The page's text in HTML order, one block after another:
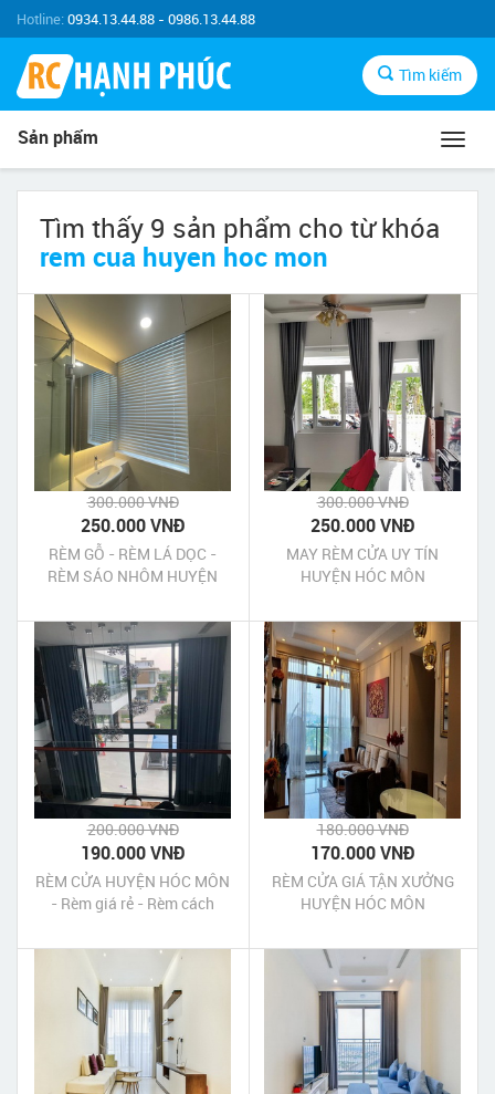
Hotline:0934.13.44.88 - 0986.13.44.88
Tìm kiếm
Sản phẩm
Tìm thấy 9 sản phẩm cho từ khóa
rem cua huyen hoc mon
300.000 VNĐ
250.000 VNĐ
RÈM GỖ - RÈM LÁ DỌC -
RÈM SÁO NHÔM HUYỆN
300.000 VNĐ
250.000 VNĐ
MAY RÈM CỬA UY TÍN
HUYỆN HÓC MÔN
200.000 VNĐ
190.000 VNĐ
RÈM CỬA HUYỆN HÓC MÔN
- Rèm giá rẻ - Rèm cách
180.000 VNĐ
170.000 VNĐ
RÈM CỬA GIÁ TẬN XƯỞNG
HUYỆN HÓC MÔN